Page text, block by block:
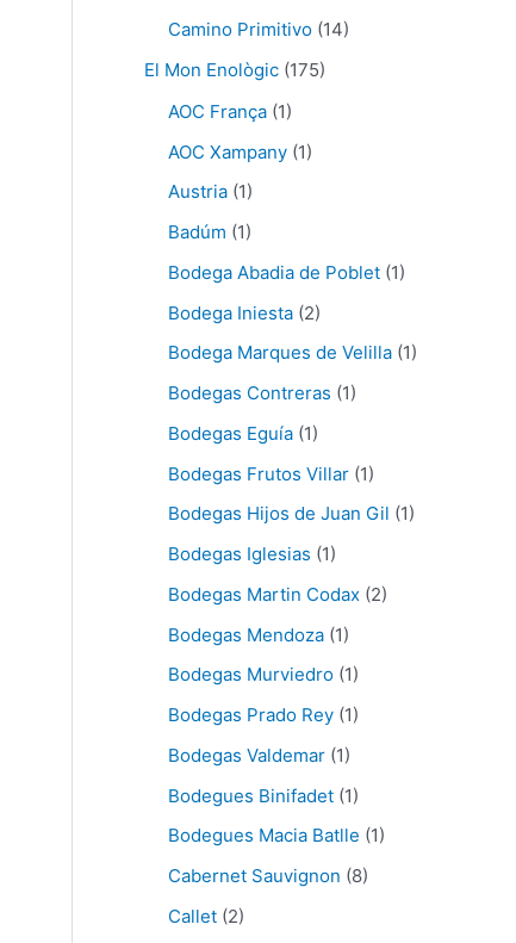
Camino Primitivo (14)
El Mon Enològic (175)
AOC França (1)
AOC Xampany (1)
Austria (1)
Badúm (1)
Bodega Abadia de Poblet (1)
Bodega Iniesta (2)
Bodega Marques de Velilla (1)
Bodegas Contreras (1)
Bodegas Eguía (1)
Bodegas Frutos Villar (1)
Bodegas Hijos de Juan Gil (1)
Bodegas Iglesias (1)
Bodegas Martin Codax (2)
Bodegas Mendoza (1)
Bodegas Murviedro (1)
Bodegas Prado Rey (1)
Bodegas Valdemar (1)
Bodegues Binifadet (1)
Bodegues Macia Batlle (1)
Cabernet Sauvignon (8)
Callet (2)